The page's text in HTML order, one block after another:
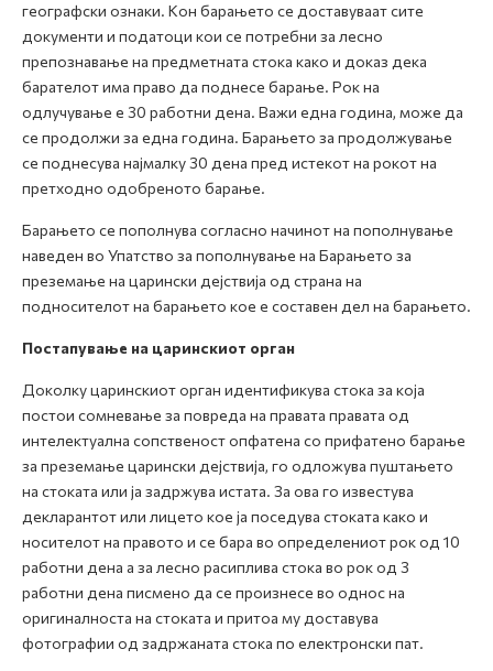
географски ознаки. Кон барањето се доставуваат сите
документи и податоци кои се потребни за лесно
препознавање на предметната стока како и доказ дека
барателот има право да поднесе барање. Рок на
одлучување е 30 работни дена. Важи една година, може да
се продолжи за една година. Барањето за продолжување
се поднесува најмалку 30 дена пред истекот на рокот на
претходно одобреното барање.
Барањето се пополнува согласно начинот на пополнување
наведен во Упатство за пополнување на Барањето за
преземање на царински дејствија од страна на
подносителот на барањето кое е составен дел на барањето.
Постапување на царинскиот орган
Доколку царинскиот орган идентификува стока за која
постои сомневање за повреда на правата правата од
интелектуална сопственост опфатена со прифатено барање
за преземање царински дејствија, го одложува пуштањето
на стоката или ја задржува истата. За ова го известува
декларантот или лицето кое ја поседува стоката како и
носителот на правото и се бара во определeниот рок од 10
работни дена а за лесно расиплива стока во рок од 3
работни дена писмено да се произнесе во однос на
оригиналноста на стоката и притоа му доставува
фотографии од задржаната стока по електронски пат.